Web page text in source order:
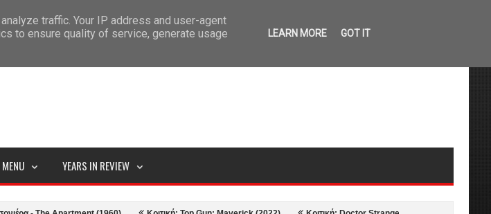
MENU YEARS IN REVIEW
traffic. Your IP address and user-agent
to ensure quality of service, generate usage
LEARN MORE GOT IT